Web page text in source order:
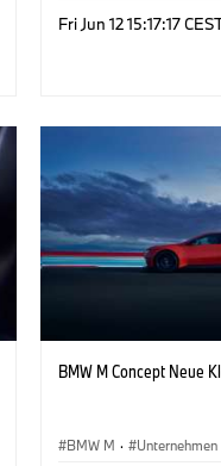
Fri Jun 12 15:17:17
BMW M Concept Neue
BMW M · Unternehmen